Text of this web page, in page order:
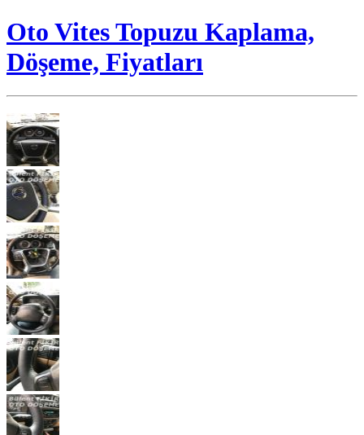
Oto Vites Topuzu Kaplama,
Döşeme, Fiyatları